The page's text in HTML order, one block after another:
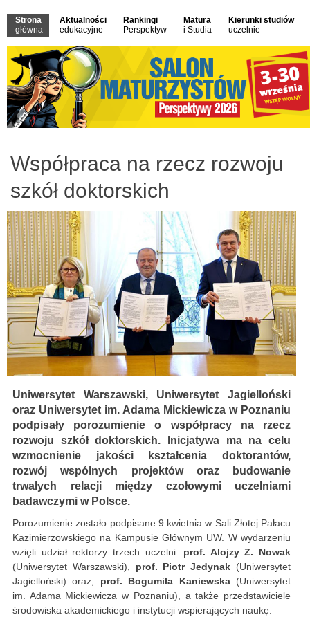
Strona
główna
Aktualności
edukacyjne
Rankingi
Perspektyw
Matura
i Studia
Kierunki studiów
uczelnie
Współpraca na rzecz rozwoju
szkół doktorskich
Uniwersytet Warszawski, Uniwersytet Jagielloński
oraz Uniwersytet im. Adama Mickiewicza w Poznaniu
podpisały porozumienie o współpracy na rzecz
rozwoju szkół doktorskich. Inicjatywa ma na celu
wzmocnienie jakości kształcenia doktorantów,
rozwój wspólnych projektów oraz budowanie
trwałych relacji między czołowymi uczelniami
badawczymi w Polsce.
Porozumienie zostało podpisane 9 kwietnia w Sali Złotej Pałacu
Kazimierzowskiego na Kampusie Głównym UW. W wydarzeniu
wzięli udział rektorzy trzech uczelni: prof. Alojzy Z. Nowak
(Uniwersytet Warszawski), prof. Piotr Jedynak (Uniwersytet
Jagielloński) oraz, prof. Bogumiła Kaniewska(Uniwersytet
im. Adama Mickiewicza w Poznaniu), a także przedstawiciele
środowiska akademickiego i instytucji wspierających naukę.